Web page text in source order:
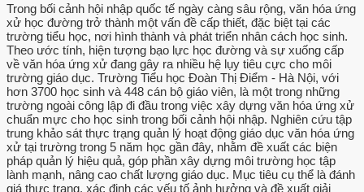
Trong bối cảnh hội nhập quốc tế ngày càng sâu rộng, văn hóa ứng
xử học đường trở thành một vấn đề cấp thiết, đặc biệt tại các
trường tiểu học, nơi hình thành và phát triển nhân cách học sinh.
Theo ước tính, hiện tượng bạo lực học đường và sự xuống cấp
về văn hóa ứng xử đang gây ra nhiều hệ lụy tiêu cực cho môi
trường giáo dục. Trường Tiểu học Đoàn Thị Điểm - Hà Nội, với
hơn 3700 học sinh và 448 cán bộ giáo viên, là một trong những
trường ngoài công lập đi đầu trong việc xây dựng văn hóa ứng xử
chuẩn mực cho học sinh trong bối cảnh hội nhập. Nghiên cứu tập
trung khảo sát thực trạng quản lý hoạt động giáo dục văn hóa ứng
xử tại trường trong 5 năm học gần đây, nhằm đề xuất các biện
pháp quản lý hiệu quả, góp phần xây dựng môi trường học tập
lành mạnh, nâng cao chất lượng giáo dục. Mục tiêu cụ thể là đánh
giá thực trạng, xác định các yếu tố ảnh hưởng và đề xuất giải